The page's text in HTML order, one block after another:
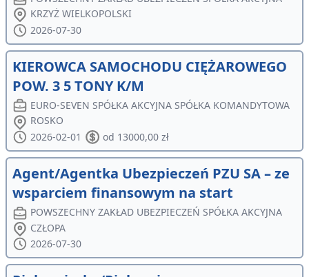
KRZYŻ WIELKOPOLSKI
2026-07-30
KIEROWCA SAMOCHODU CIĘŻAROWEGO
POW. 3 5 TONY K/M
EURO-SEVEN SPÓŁKA AKCYJNA SPÓŁKA KOMANDYTOWA
ROSKO
2026-02-01
od 13000,00 zł
Agent/Agentka Ubezpieczeń PZU SA – ze
wsparciem finansowym na start
POWSZECHNY ZAKŁAD UBEZPIECZEŃ SPÓŁKA AKCYJNA
CZŁOPA
2026-07-30